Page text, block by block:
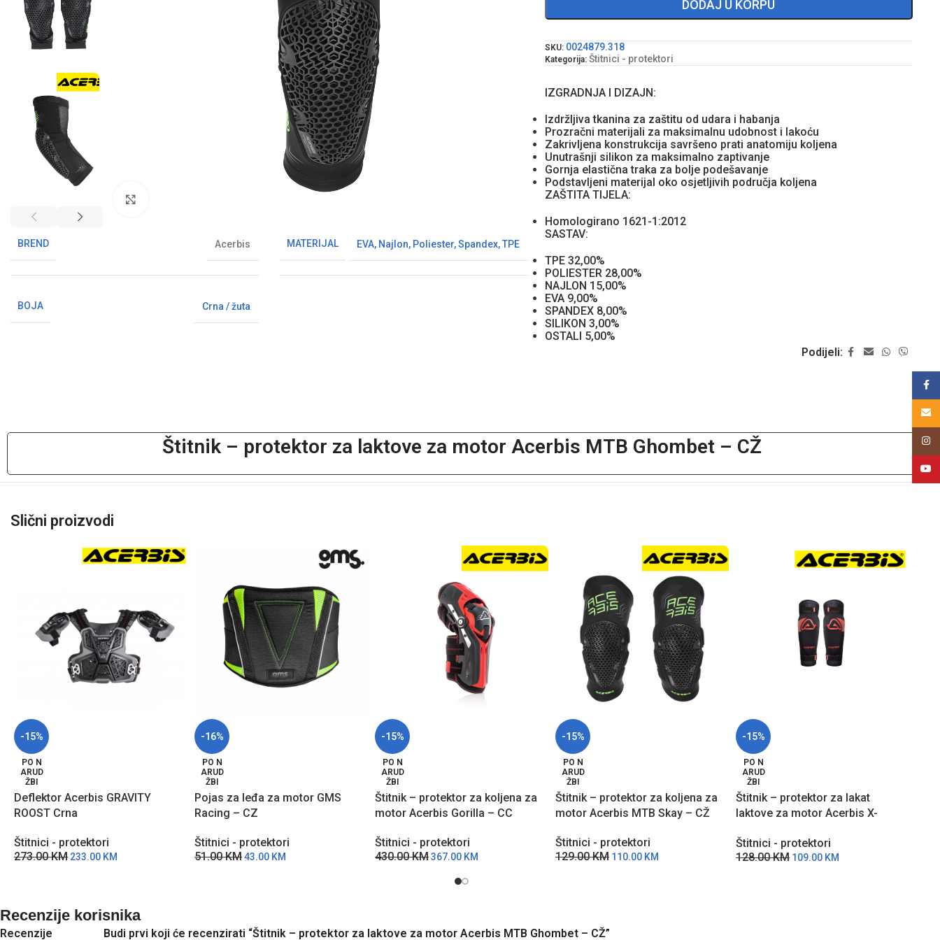
BREND Acerbis MATERIJAL EVA, Najlon, Poliester,Spandex,TPE
BOJA Crna / žuta
DODAJ U KORPU
SKU: 0024879.318
Kategorija: Štitnici - protektori
IZGRADNJA I DIZAJN:
Izdržljiva tkanina za zaštitu od udara i habanja
Prozračni materijali za maksimalnu udobnost i lakoću
Zakrivljena konstrukcija savršeno prati anatomiju koljena
Unutrašnji silikon za maksimalno zaptivanje
Gornja elastična traka za bolje podešavanje
Podstavljeni materijal oko osjetljivih područja koljena
ZAŠTITA TIJELA:
Homologirano 1621-1:2012
SASTAV:
TPE 32,00%
POLIESTER 28,00%
NAJLON 15,00%
EVA 9,00%
SPANDEX 8,00%
SILIKON 3,00%
OSTALI 5,00%
Podijeli:
Štitnik – protektor za laktove za motor Acerbis MTB Ghombet – CŽ
Slični proizvodi
-15%
PO N
ARUD
ŽBI
Deflektor Acerbis GRAVITY
ROOST Crna
Štitnici - protektori
273.00KM 233.00 KM
-16%
PO N
ARUD
ŽBI
Pojas za leđa za motor GMS
Racing – CZ
Štitnici - protektori
51.00KM43.00 KM
-15%
PO N
ARUD
ŽBI
Štitnik – protektor za koljena za
motor Acerbis Gorilla – CC
Štitnici - protektori
430.00KM367.00 KM
-15%
PO N
ARUD
ŽBI
Štitnik – protektor za koljena za
motor Acerbis MTB Skay – CŽ
Štitnici - protektori
129.00KM 110.00 KM
-15%
PO N
ARUD
ŽBI
Štitnik – protektor za lakat
laktove za motor Acerbis X-
Štitnici - protektori
128.00KM 109.00 KM
Recenzije korisnika
Recenzije Budi prvi koji će recenzirati “Štitnik – protektor za laktove za motor Acerbis MTB Ghombet – CŽ”
Email